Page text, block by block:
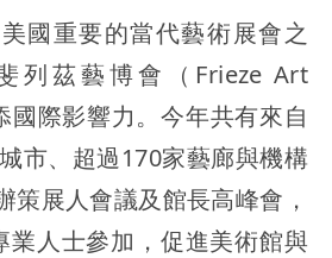
國重要的當代藝術展會之
列茲藝博會（Frieze Art
國際影響力。今年共有來自
市、超過170家藝廊與機構
策展人會議及館長高峰會，
業人士參加，促進美術館與